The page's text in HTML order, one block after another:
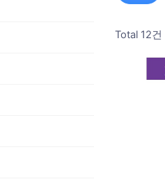
Total 12건